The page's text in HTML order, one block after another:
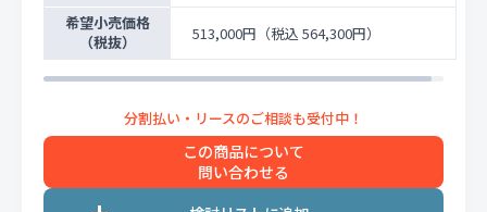
希望小売価格
（税抜）
513,000円 （税込 564,300円）
この商品について
問い合わせる